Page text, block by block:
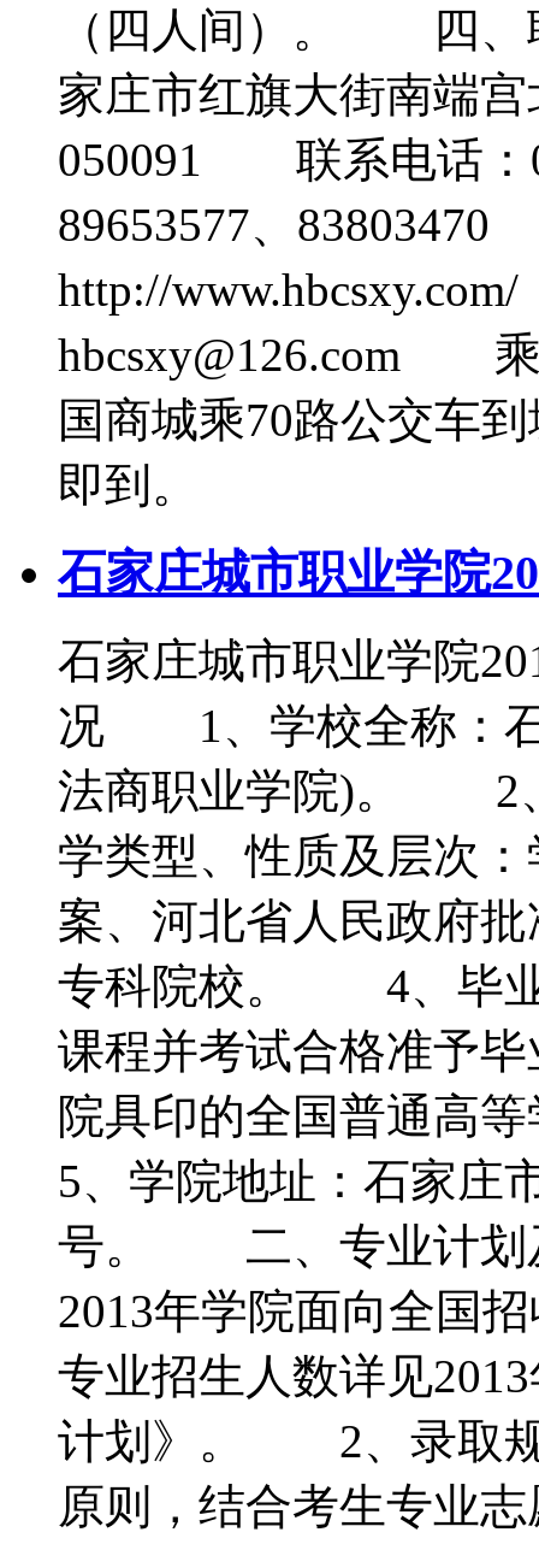
（四人间）。 四
家庄市红旗大街南
050091 联系电话：
89653577、
http://
hbcsxy@126.com 乘
国商城乘70路公交车
即到。
石家庄城市职业学院
石家庄城市职业学院
况 1、学校全称：石
法商职业学院)。 2
学类型、性质及层次
案、河北省人民政府
专科院校。 4、毕业
课程并考试合格准予
院具印的全国普通
5、学院地址：石家庄
号。 二、专业计划
2013年学院面向全国
专业招生人数详见
计划》。 2、录取规
原则，结合考生专业